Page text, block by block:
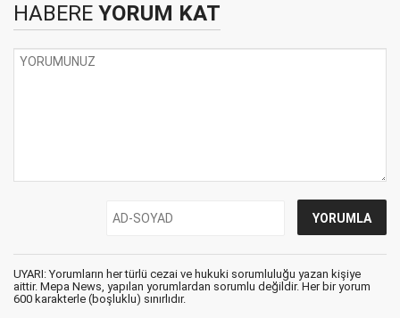
HABERE YORUM KAT
UYARI: Yorumların her türlü cezai ve hukuki sorumluluğu yazan kişiye
aittir. Mepa News, yapılan yorumlardan sorumlu değildir. Her bir yorum
600 karakterle (boşluklu) sınırlıdır.